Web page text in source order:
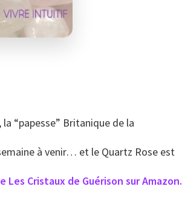
“papesse” Britanique de la
à venir… et le Quartz Rose est
Les Cristaux de Guérison sur Amazon.